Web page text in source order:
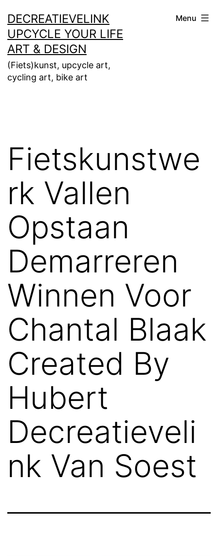
naar
de
inhoud
DECREATIEVELINK
UPCYCLE YOUR LIFE
ART & DESIGN
(Fiets)kunst, upcycle art,
cycling art, bike art
Menu
Fietskunstwe
rk Vallen
Opstaan
Demarreren
Winnen Voor
Chantal Blaak
Created By
Hubert
Decreatieveli
nk Van Soest